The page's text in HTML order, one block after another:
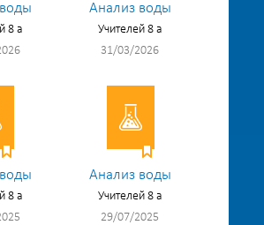
8 а
Анализ воды
Учителей 8 а
31/03/2026
8 а
Анализ воды
Учителей 8 а
29/07/2025